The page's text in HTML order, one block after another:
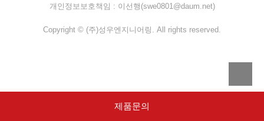
개인정보보호책임 : 이선행(swe0801@daum.net)
Copyright © (주)성우엔지니어링. All rights reserved.
제품문의